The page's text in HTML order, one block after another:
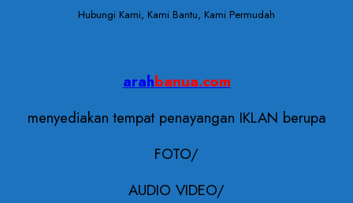
Hubungi Kami, Kami Bantu, Kami Permudah
arahbanua.com
menyediakan tempat penayangan IKLAN berupa
FOTO/
AUDIO VIDEO/